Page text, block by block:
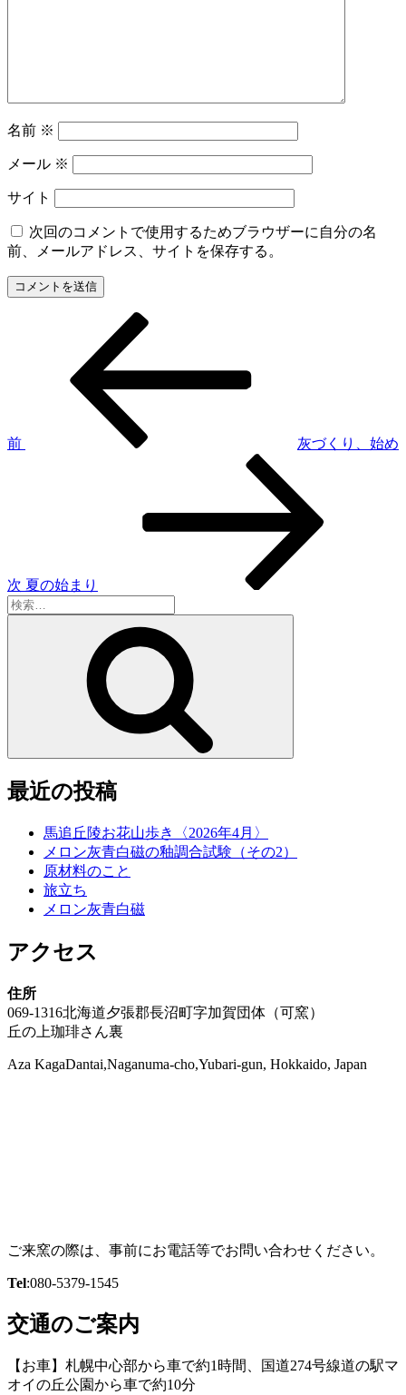
名前 ※
メール ※
サイト
次回のコメントで使用するためブラウザーに自分の名
前、メールアドレス、サイトを保存する。
ゲ
前
灰づくり、始め
次 夏の始まり
検
索:
最近の投稿
馬追丘陵お花山歩き〈2026年4月〉
メロン灰青白磁の釉調合試験（その2）
原材料のこと
旅立ち
メロン灰青白磁
アクセス
住所
069-1316北海道夕張郡長沼町字加賀団体（可窯）
丘の上珈琲さん裏
Aza KagaDantai,Naganuma-cho,Yubari-gun, Hokkaido, Japan
ご来窯の際は、事前にお電話等でお問い合わせください。
Tel:080-5379-1545
交通のご案内
【お車】札幌中心部から車で約1時間、国道274号線道の駅マ
オイの丘公園から車で約10分